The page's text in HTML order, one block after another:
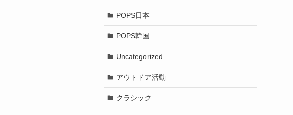
POPS日本
POPS韓国
Uncategorized
アウトドア活動
クラシック